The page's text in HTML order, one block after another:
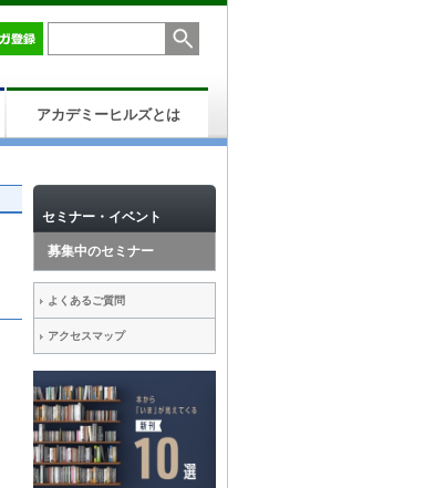
アカデミーヒルズとは
セミナー・イベント
募集中のセミナー
よくあるご質問
アクセスマップ